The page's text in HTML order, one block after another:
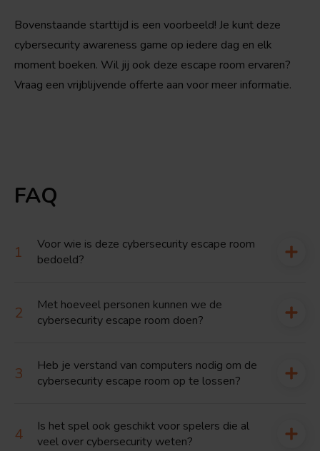
Bovenstaande starttijd is een voorbeeld! Je kunt deze
cybersecurity awareness game op iedere dag en elk
moment boeken. Wil jij ook deze escape room ervaren?
Vraag een vrijblijvende offerte aan voor meer informatie.
FAQ
Voor wie is deze cybersecurity escape room
bedoeld?
Met hoeveel personen kunnen we de
cybersecurity escape room doen?
Heb je verstand van computers nodig om de
cybersecurity escape room op te lossen?
Is het spel ook geschikt voor spelers die al
veel over cybersecurity weten?